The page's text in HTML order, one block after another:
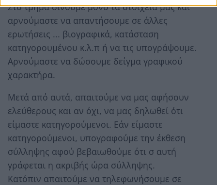
Στο τμήμα δίνουμε μόνο τα στοιχεία μας και
αρνούμαστε να απαντήσουμε σε άλλες
ερωτήσεις ... βιογραφικά, κατάσταση
κατηγορουμένου κ.λ.π ή να τις υπογράψουμε.
Αρνούμαστε να δώσουμε δείγμα γραφικού
χαρακτήρα.
Μετά από αυτά, απαιτούμε να μας αφήσουν
ελεύθερους και αν όχι, να μας δηλωθεί ότι
είμαστε κατηγορούμενοι. Εάν είμαστε
κατηγορούμενοι, υπογραφούμε την έκθεση
σύλληψης αφού βεβαιωθούμε ότι σ αυτή
γράφεται η ακριβής ώρα σύλληψης.
Κατόπιν απαιτούμε να τηλεφωνήσουμε σε